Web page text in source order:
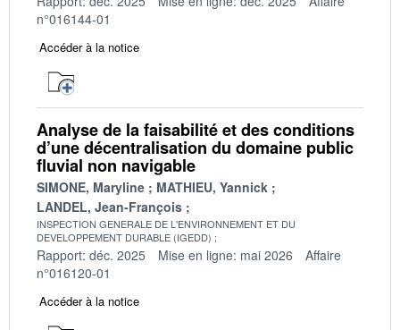
n°016144-01
Accéder à la notice
Analyse de la faisabilité et des conditions
d’une décentralisation du domaine public
fluvial non navigable
SIMONE, Maryline
MATHIEU, Yannick
LANDEL, Jean-François
INSPECTION GENERALE DE L'ENVIRONNEMENT ET DU
DEVELOPPEMENT DURABLE (IGEDD)
Rapport: déc. 2025 Mise en ligne: mai 2026
Affaire
n°016120-01
Accéder à la notice